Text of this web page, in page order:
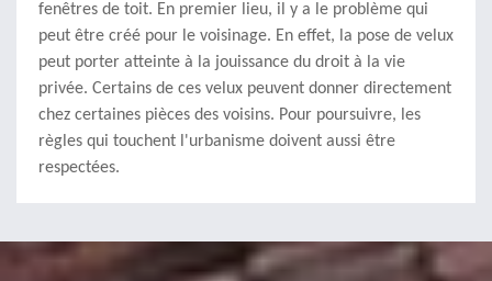
fenêtres de toit. En premier lieu, il y a le problème qui
peut être créé pour le voisinage. En effet, la pose de velux
peut porter atteinte à la jouissance du droit à la vie
privée. Certains de ces velux peuvent donner directement
chez certaines pièces des voisins. Pour poursuivre, les
règles qui touchent l'urbanisme doivent aussi être
respectées.